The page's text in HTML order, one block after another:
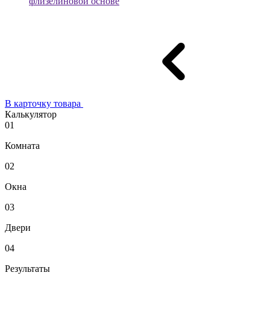
В карточку товара
Калькулятор
01
Комната
02
Окна
03
Двери
04
Результаты